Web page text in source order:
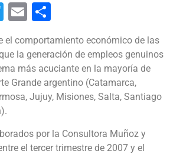
Twitter
Email
el comportamiento económico de las
la generación de empleos genuinos
más acuciante en la mayoría de
Grande argentino (Catamarca,
Jujuy, Misiones, Salta, Santiago
por la Consultora Muñoz y
el tercer trimestre de 2007 y el